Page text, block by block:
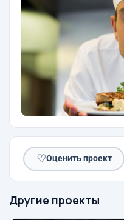
♡Оценить проект
Другие проекты